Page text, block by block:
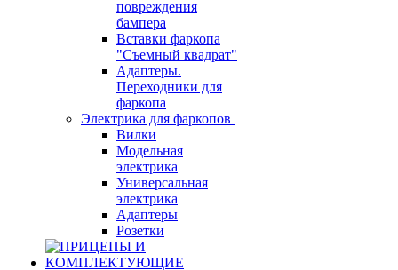
повреждения
бампера
Вставки фаркопа
"Съемный квадрат"
Адаптеры.
Переходники для
фаркопа
Электрика для фаркопов
Вилки
Модельная
электрика
Универсальная
электрика
Адаптеры
Розетки